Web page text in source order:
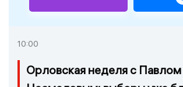
10:00
Орловская неделя с Павлом